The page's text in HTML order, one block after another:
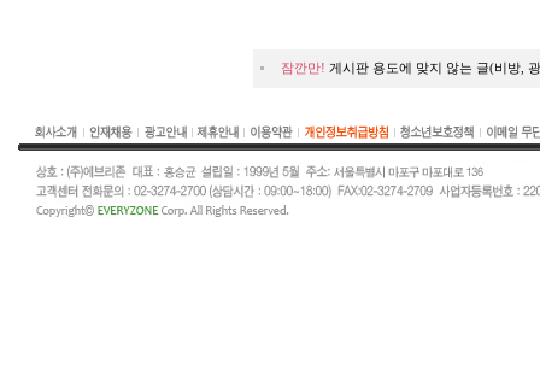
잠깐만! 게시판 용도에 맞지 않는 글(비방,